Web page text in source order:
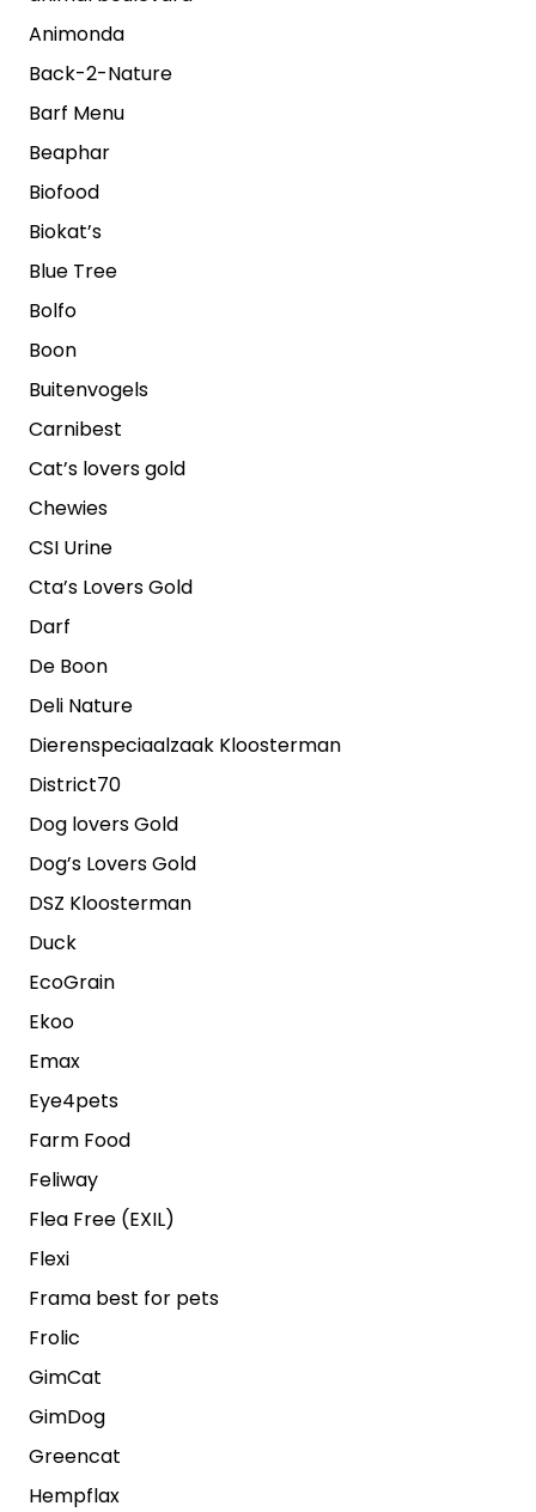
Animonda
Back-2-Nature
Barf Menu
Beaphar
Biofood
Biokat’s
Blue Tree
Bolfo
Boon
Buitenvogels
Carnibest
Cat’s lovers gold
Chewies
CSI Urine
Cta’s Lovers Gold
Darf
De Boon
Deli Nature
Dierenspeciaalzaak Kloosterman
District70
Dog lovers Gold
Dog’s Lovers Gold
DSZ Kloosterman
Duck
EcoGrain
Ekoo
Emax
Eye4pets
Farm Food
Feliway
Flea Free (EXIL)
Flexi
Frama best for pets
Frolic
GimCat
GimDog
Greencat
Hempflax